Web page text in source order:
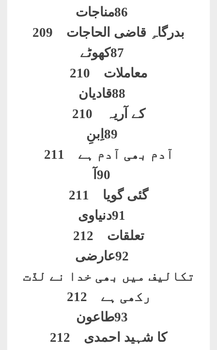
86مناجات
بدرگاہِ قاضی الحاجات 209
87کھوٹے
معاملات 210
88قادیان
کے آریہ 210
89 اِبنِ
آدم بھی آدم ہے 211
90
گئی گویا 211
91دنیاوی
تعلقات 212
92عارضی
تکالیف میں بھی خدا نے لذّت
رکھی ہے 212
93طاعون
کا شہید احمدی 212